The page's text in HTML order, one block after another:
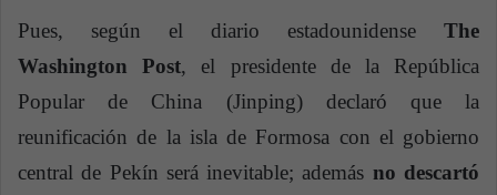
Pues, según el diario estadounidense The
Washington Post, el presidente de la República
Popular de China (Jinping) declaró que la
reunificación de la isla de Formosa con el gobierno
central de Pekín será inevitable; además no descartó